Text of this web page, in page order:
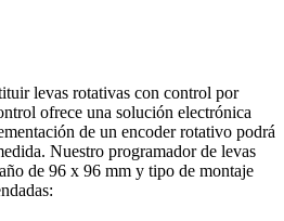
levas rotativas con control por
ofrece una solución electrónica
de un encoder rotativo podrá
Nuestro programador de levas
de 96 x 96 mm y tipo de montaje